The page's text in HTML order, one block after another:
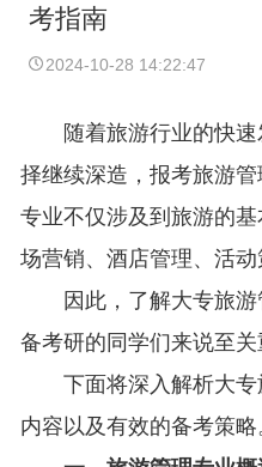
考指南
2024-10-28 14:22:47
随着旅游行业的快
择继续深造，报考旅游
专业不仅涉及到旅游的
场营销、酒店管理、活动
因此，了解大专旅
备考研的同学们来说至关
下面将深入解析大
内容以及有效的备考策略